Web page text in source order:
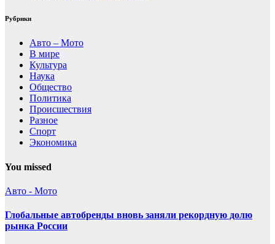
Рубрики
Авто – Мото
В мире
Культура
Наука
Общество
Политика
Происшествия
Разное
Спорт
Экономика
You missed
Авто - Мото
Глобальные автобренды вновь заняли рекордную долю
рынка России